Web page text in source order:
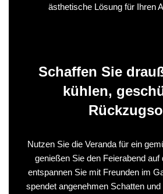
ästhetische Lösung für Ihren
Schaffen Sie
kühlen,
Nutzen Sie die Veranda für ein
genießen Sie den Feierabend auf
entspannen Sie mit Freunden im
spendet angenehmen Schatten